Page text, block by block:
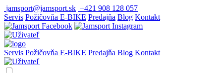
jamsport@jamsport.sk +421 908 128 057
Servis Požičovňa E-BIKE Predajňa Blog Kontakt
Servis Požičovňa E-BIKE Predajňa Blog Kontakt